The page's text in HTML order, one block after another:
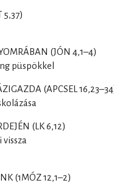
5,37)
(JÓN 4,1–4)
püspökkel
(APCSEL
(LK 6,12)
(1MÓZ 12,1–2)